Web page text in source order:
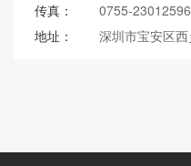
传真：
0755-23012596
地址：
深圳市宝安区